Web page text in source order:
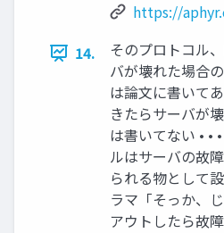
https://
14.
そのプロトコル
バが壊れた場合
は論文に書いて
きたらサーバが
は書いてない • •
ルはサーバの故
られる物として
ラマ「そっか、
アウトしたら故